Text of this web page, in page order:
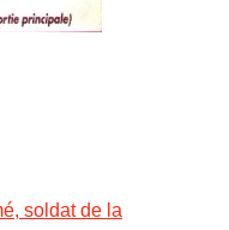
soldat de la